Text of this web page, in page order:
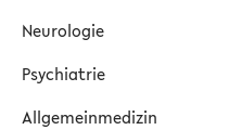
Neurologie
Psychiatrie
Allgemeinmedizin